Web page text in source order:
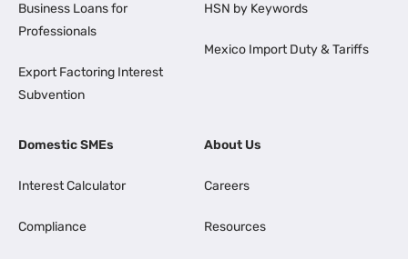
Business Loans for
Professionals
Export Factoring Interest
Subvention
HSN by Keywords
Mexico Import Duty & Tariffs
Domestic SMEs
Interest Calculator
Compliance
About Us
Careers
Resources